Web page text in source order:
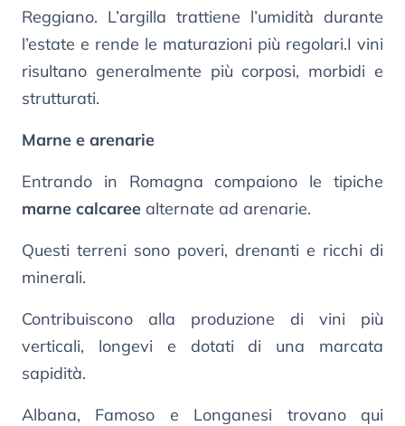
Reggiano. L’argilla trattiene l’umidità durante
l’estate e rende le maturazioni più regolari.I vini
risultano generalmente più corposi, morbidi e
strutturati.
Marne e arenarie
Entrando in Romagna compaiono le tipiche
marne calcaree alternate ad arenarie.
Questi terreni sono poveri, drenanti e ricchi di
minerali.
Contribuiscono alla produzione di vini più
verticali, longevi e dotati di una marcata
sapidità.
Albana, Famoso e Longanesi trovano qui